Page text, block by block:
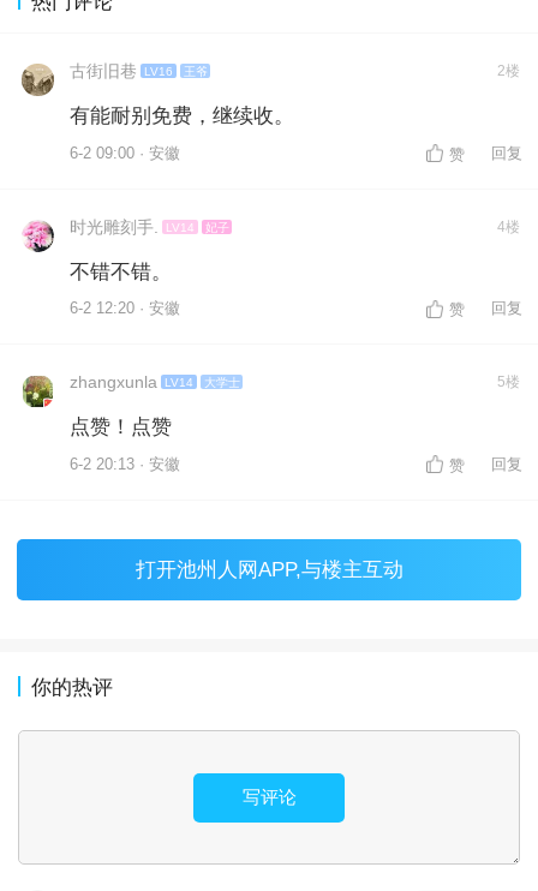
古街旧巷 LV16 王爷 2楼
有能耐别免费，继续收。
6-2 09:00 · 安徽 赞 回复
时光雕刻手. LV14 妃子 4楼
不错不错。
6-2 12:20 · 安徽 赞 回复
zhangxunla LV14 大学士 5楼
点赞！点赞
6-2 20:13 · 安徽 赞 回复
打开池州人网APP,与楼主互动
你的热评
写评论